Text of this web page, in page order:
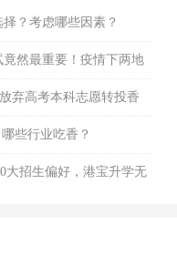
？考虑哪些因素？
然最重要！疫情下两地
弃高考本科志愿转投香
些行业吃香？
大招生偏好，港宝升学无